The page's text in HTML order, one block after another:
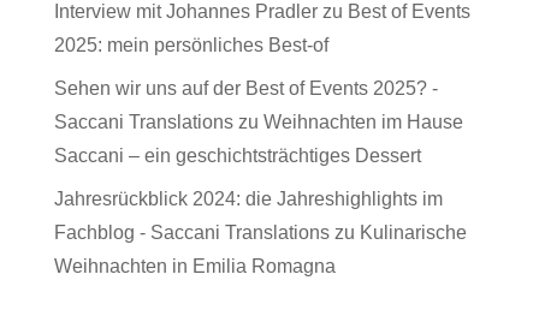
Interview mit Johannes Pradlerzu Best of Events
2025: mein persönliches Best-of
Sehen wir uns auf der Best of Events 2025? -
Saccani Translationszu Weihnachten im Hause
Saccani – ein geschichtsträchtiges Dessert
Jahresrückblick 2024: die Jahreshighlights im
Fachblog - Saccani Translationszu Kulinarische
Weihnachten in Emilia Romagna